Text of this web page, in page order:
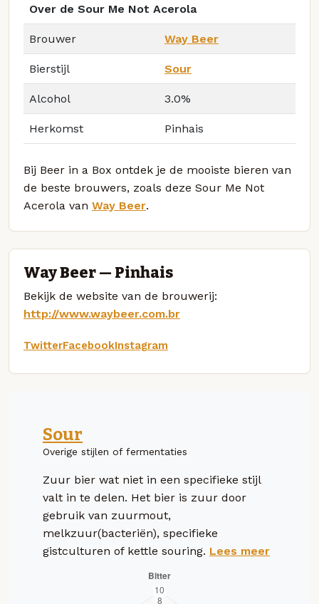
Over de Sour Me Not Acerola
Brouwer Way Beer
Bierstijl Sour
Alcohol 3.0%
Herkomst Pinhais
Bij Beer in a Box ontdek je de mooiste bieren van
de beste brouwers, zoals deze Sour Me Not
Acerola van Way Beer.
Way Beer — Pinhais
Bekijk de website van de brouwerij:
http://www.waybeer.com.br
TwitterFacebookInstagram
Sour
Overige stijlen of fermentaties
Zuur bier wat niet in een specifieke stijl
valt in te delen. Het bier is zuur door
gebruik van zuurmout,
melkzuur(bacteriën), specifieke
gistculturen of kettle souring. Lees meer